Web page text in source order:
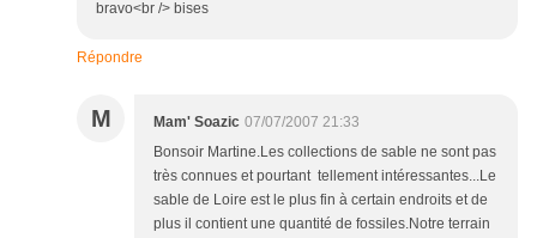
bravo<br /> bises
Répondre
M Mam' Soazic 07/07/2007 21:33
Bonsoir Martine.Les collections de sable ne sont pas
très connues et pourtant tellement intéressantes...Le
sable de Loire est le plus fin à certain endroits et de
plus il contient une quantité de fossiles.Notre terrain